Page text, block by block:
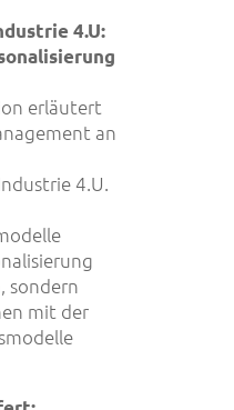
4.U:
erläutert
an
4.U.
sondern
mit der